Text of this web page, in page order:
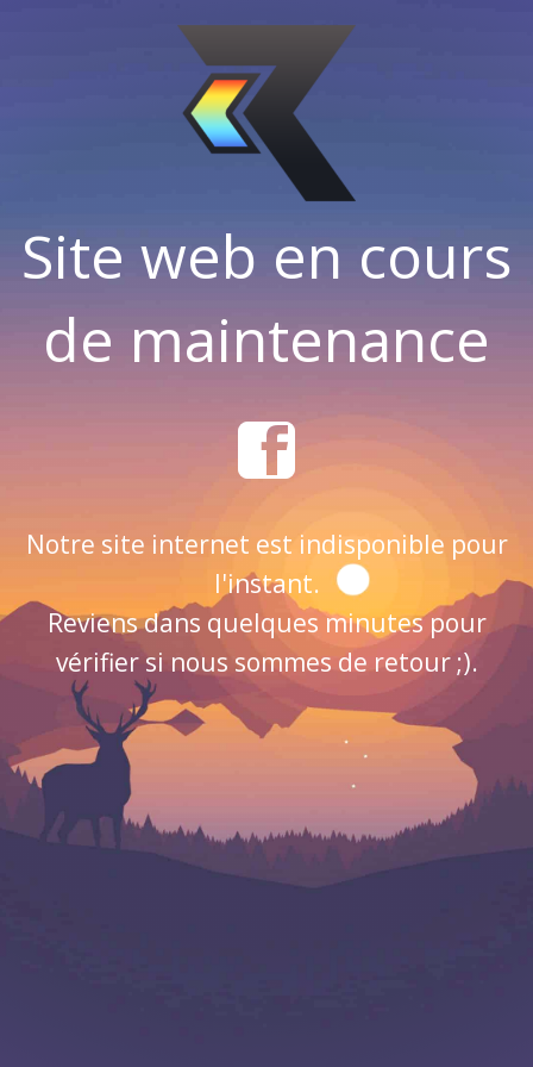
Site web en cours
de maintenance
Notre site internet est indisponible pour
l'instant.
Reviens dans quelques minutes pour
vérifier si nous sommes de retour ;).